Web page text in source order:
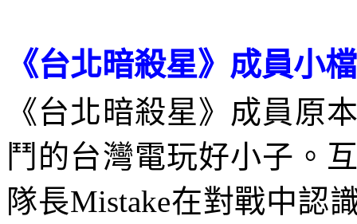
《台北暗殺星》成員小
《台北暗殺星》成員原
鬥的台灣電玩好小子。
隊長Mistake在對戰中認